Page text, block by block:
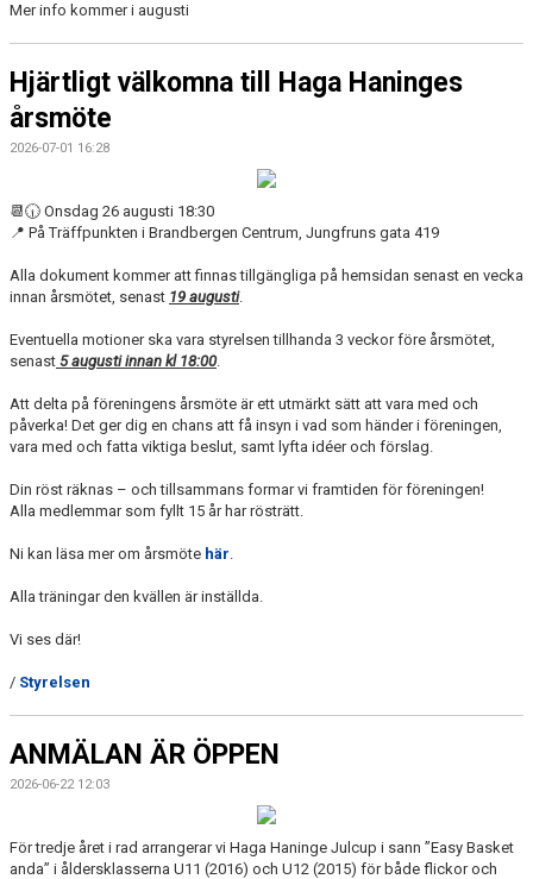
Mer info kommer i augusti
Hjärtligt välkomna till Haga Haninges
årsmöte
2026-07-01 16:28
📆🕡 Onsdag 26 augusti 18:30
📍 På Träffpunkten i Brandbergen Centrum, Jungfruns gata 419
Alla dokument kommer att finnas tillgängliga på hemsidan senast en vecka
innan årsmötet, senast 19 augusti.
Eventuella motioner ska vara styrelsen tillhanda 3 veckor före årsmötet,
senast 5 augusti innan kl 18:00.
Att delta på föreningens årsmöte är ett utmärkt sätt att vara med och
påverka! Det ger dig en chans att få insyn i vad som händer i föreningen,
vara med och fatta viktiga beslut, samt lyfta idéer och förslag.
Din röst räknas – och tillsammans formar vi framtiden för föreningen!
Alla medlemmar som fyllt 15 år har rösträtt.
Ni kan läsa mer om årsmöte här.
Alla träningar den kvällen är inställda.
Vi ses där!
/ Styrelsen
ANMÄLAN ÄR ÖPPEN
2026-06-22 12:03
För tredje året i rad arrangerar vi Haga Haninge Julcup i sann ”Easy Basket
anda” i åldersklasserna U11 (2016) och U12 (2015) för både flickor och